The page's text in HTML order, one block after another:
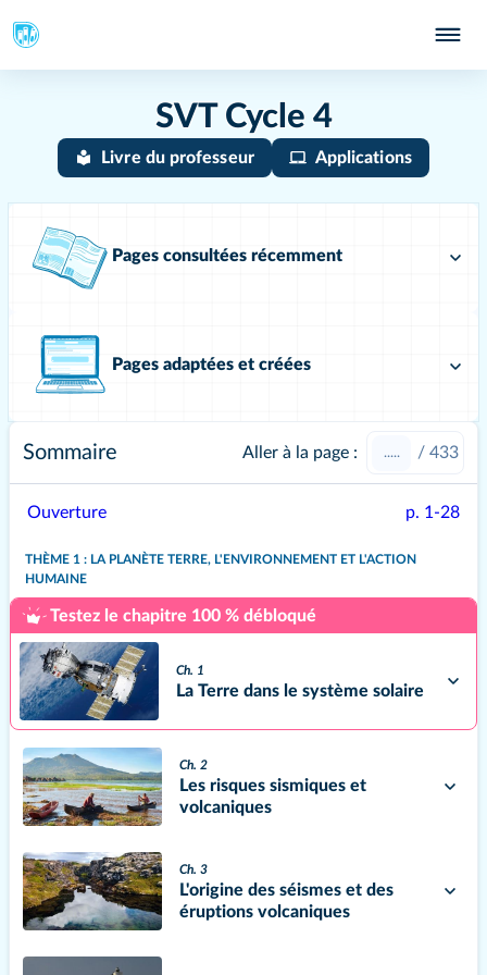
SVT Cycle 4
Livre du professeur Applications
Pages consultées récemment
Pages adaptées et créées
Sommaire Aller à la page : / 433
Ouverture p. 1-28
THÈME 1 : LA PLANÈTE TERRE, L'ENVIRONNEMENT ET L'ACTION
HUMAINE
Testez le chapitre 100 % débloqué
Ch. 1
La Terre dans le système solaire
Ch. 2
Les risques sismiques et
volcaniques
Ch. 3
L'origine des séismes et des
éruptions volcaniques